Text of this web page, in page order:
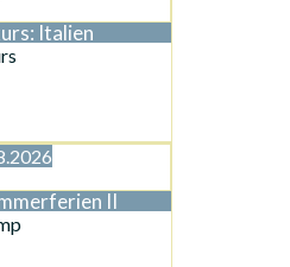
Italien
II